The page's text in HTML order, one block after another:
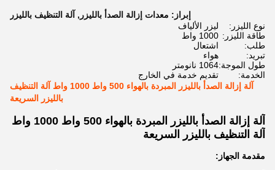
إبراز: معدات إزالة الصدأ بالليزر , آلة التنظيف بالليزر
نوع الليزر:
ليزر الألياف
طاقة الليزر: 1000 واط
طلب:
اشتعال
تبريد:
هواء
طول الموجة:1064 نانومتر
الخدمة:
تقديم خدمة في الخارج
آلة إزالة الصدأ بالليزر المبردة بالهواء 500 واط 1000 واط آلة التنظيف
بالليزر السريعة
آلة إزالة الصدأ بالليزر المبردة بالهواء 500 واط 1000 واط
آلة التنظيف بالليزر السريعة
مقدمة الجهاز: